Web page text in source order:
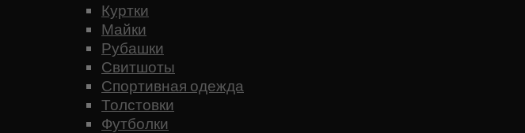
Куртки
Майки
Рубашки
Свитшоты
Спортивная одежда
Толстовки
Футболки